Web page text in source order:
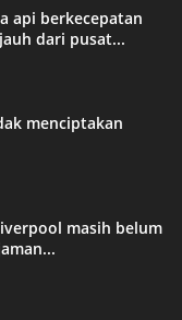
api berkecepatan
dari pusat...
menciptakan
masih belum